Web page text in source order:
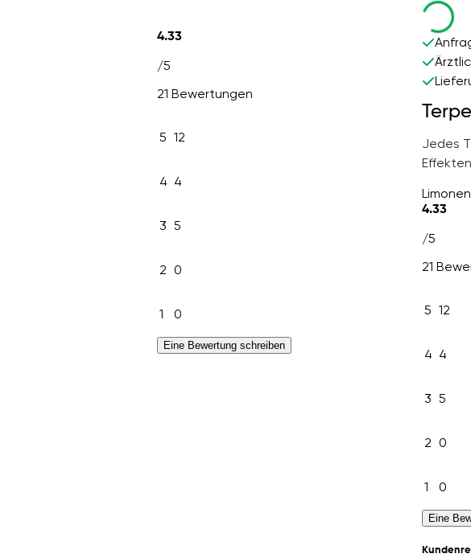
4.33
/5
21 Bewertungen
5 12
4 4
3 5
2 0
1 0
Eine Bewertung schreiben
Jedes
Limonen
4.33
/5
21
5 12
4 4
3 5
2 0
1 0
Eine